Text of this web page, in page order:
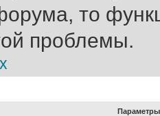
то
проблемы.
Параметры